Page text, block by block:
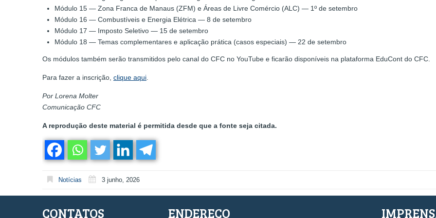
Módulo 15 — Zona Franca de Manaus (ZFM) e Áreas de Livre Comércio (ALC) — 1º de setembro
Módulo 16 — Combustíveis e Energia Elétrica — 8 de setembro
Módulo 17 — Imposto Seletivo — 15 de setembro
Módulo 18 — Temas complementares e aplicação prática (casos especiais) — 22 de setembro
Os módulos também serão transmitidos pelo canal do CFC no YouTube e ficarão disponíveis na plataforma EduCont do CFC.
Para fazer a inscrição, clique aqui
Por Lorena Molter
Comunicação CFC
A reprodução deste material é permitida desde que a fonte seja citada.
Notícias 3 junho, 2026
CONTATOS ENDEREÇO